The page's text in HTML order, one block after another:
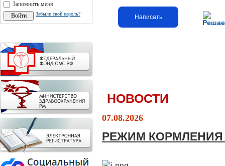
Запомнить меня
Забыли свой пароль? Написать
НОВОСТИ
07.08.2026
РЕЖИМ